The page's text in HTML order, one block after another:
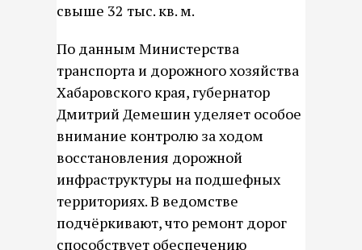
свыше 32 тыс. кв. м.
По данным Министерства
транспорта и дорожного хозяйства
Хабаровского края, губернатор
Дмитрий Демешин уделяет особое
внимание контролю за ходом
восстановления дорожной
инфраструктуры на подшефных
территориях. В ведомстве
подчёркивают, что ремонт дорог
способствует обеспечению